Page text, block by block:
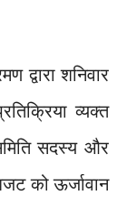
द्वारा शनिवार
व्यक्त
सदस्य और
को ऊर्जावान